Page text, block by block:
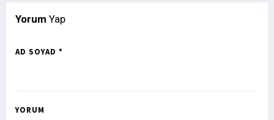
Yorum Yap
AD SOYAD *
YORUM